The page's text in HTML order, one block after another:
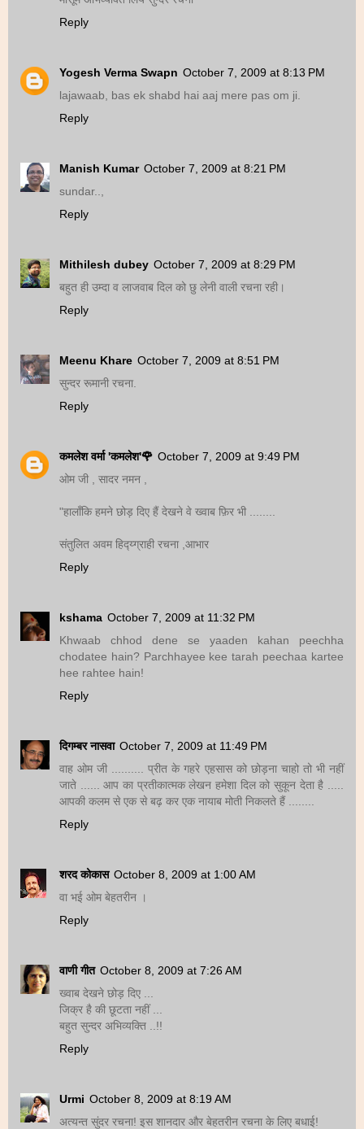
Reply
Yogesh Verma Swapn October 7, 2009 at 8:13 PM
lajawaab, bas ek shabd hai aaj mere pas om ji.
Reply
Manish Kumar October 7, 2009 at 8:21 PM
sundar..,
Reply
Mithilesh dubey October 7, 2009 at 8:29 PM
बहुत ही उम्दा व लाजवाब दिल को छु लेनी वाली रचना रही।
Reply
Meenu Khare October 7, 2009 at 8:51 PM
सुन्दर रूमानी रचना.
Reply
कमलेश वर्मा 'कमलेश'🌹 October 7, 2009 at 9:49 PM
ओम जी , सादर नमन ,
"हालाँकि हमने छोड़ दिए हैं देखने वे ख्वाब फ़िर भी ........
संतुलित अवम हिद्य्ग्राही रचना ,आभार
Reply
kshama October 7, 2009 at 11:32 PM
Khwaab chhod dene se yaaden kahan peechha
chodatee hain? Parchhayee kee tarah peechaa kartee
hee rahtee hain!
Reply
दिगम्बर नासवा October 7, 2009 at 11:49 PM
वाह ओम जी .......... प्रीत के गहरे एहसास को छोड़ना चाहो तो भी नहीं
जाते ...... आप का प्रतीकात्मक लेखन हमेशा दिल को सुकून देता है .....
आपकी कलम से एक से बढ़ कर एक नायाब मोती निकलते हैं ........
Reply
शरद कोकास October 8, 2009 at 1:00 AM
वा भई ओम बेहतरीन ।
Reply
वाणी गीत October 8, 2009 at 7:26 AM
ख्वाब देखने छोड़ दिए ...
जिक्र है की छूटता नहीं ...
बहुत सुन्दर अभिव्यक्ति ..!!
Reply
Urmi October 8, 2009 at 8:19 AM
अत्यन्त सुंदर रचना! इस शानदार और बेहतरीन रचना के लिए बधाई!